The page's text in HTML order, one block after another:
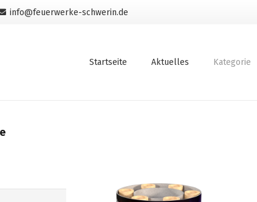
info@feuerwerke-schwerin.de
Startseite Aktuelles Kategorie